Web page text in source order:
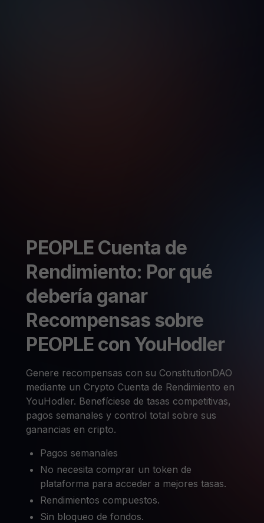
PEOPLE Cuenta de
Rendimiento: Por qué
debería ganar
Recompensas sobre
PEOPLE con YouHodler
Genere recompensas con su ConstitutionDAO
mediante un Crypto Cuenta de Rendimiento en
YouHodler. Benefíciese de tasas competitivas,
pagos semanales y control total sobre sus
ganancias en cripto.
Pagos semanales
No necesita comprar un token de
plataforma para acceder a mejores tasas.
Rendimientos compuestos.
Sin bloqueo de fondos.